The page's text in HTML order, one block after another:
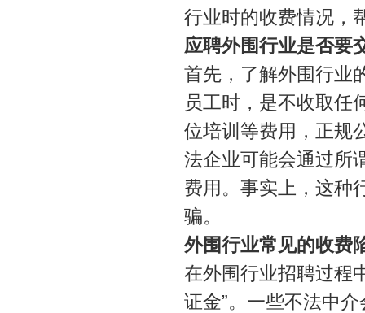
行业时的收费情况，
应聘外围行业是否要
首先，了解外围行业
员工时，是不收取任
位培训等费用，正规
法企业可能会通过所
费用。事实上，这种
骗。
外围行业常见的收费
在外围行业招聘过程
证金”。一些不法中